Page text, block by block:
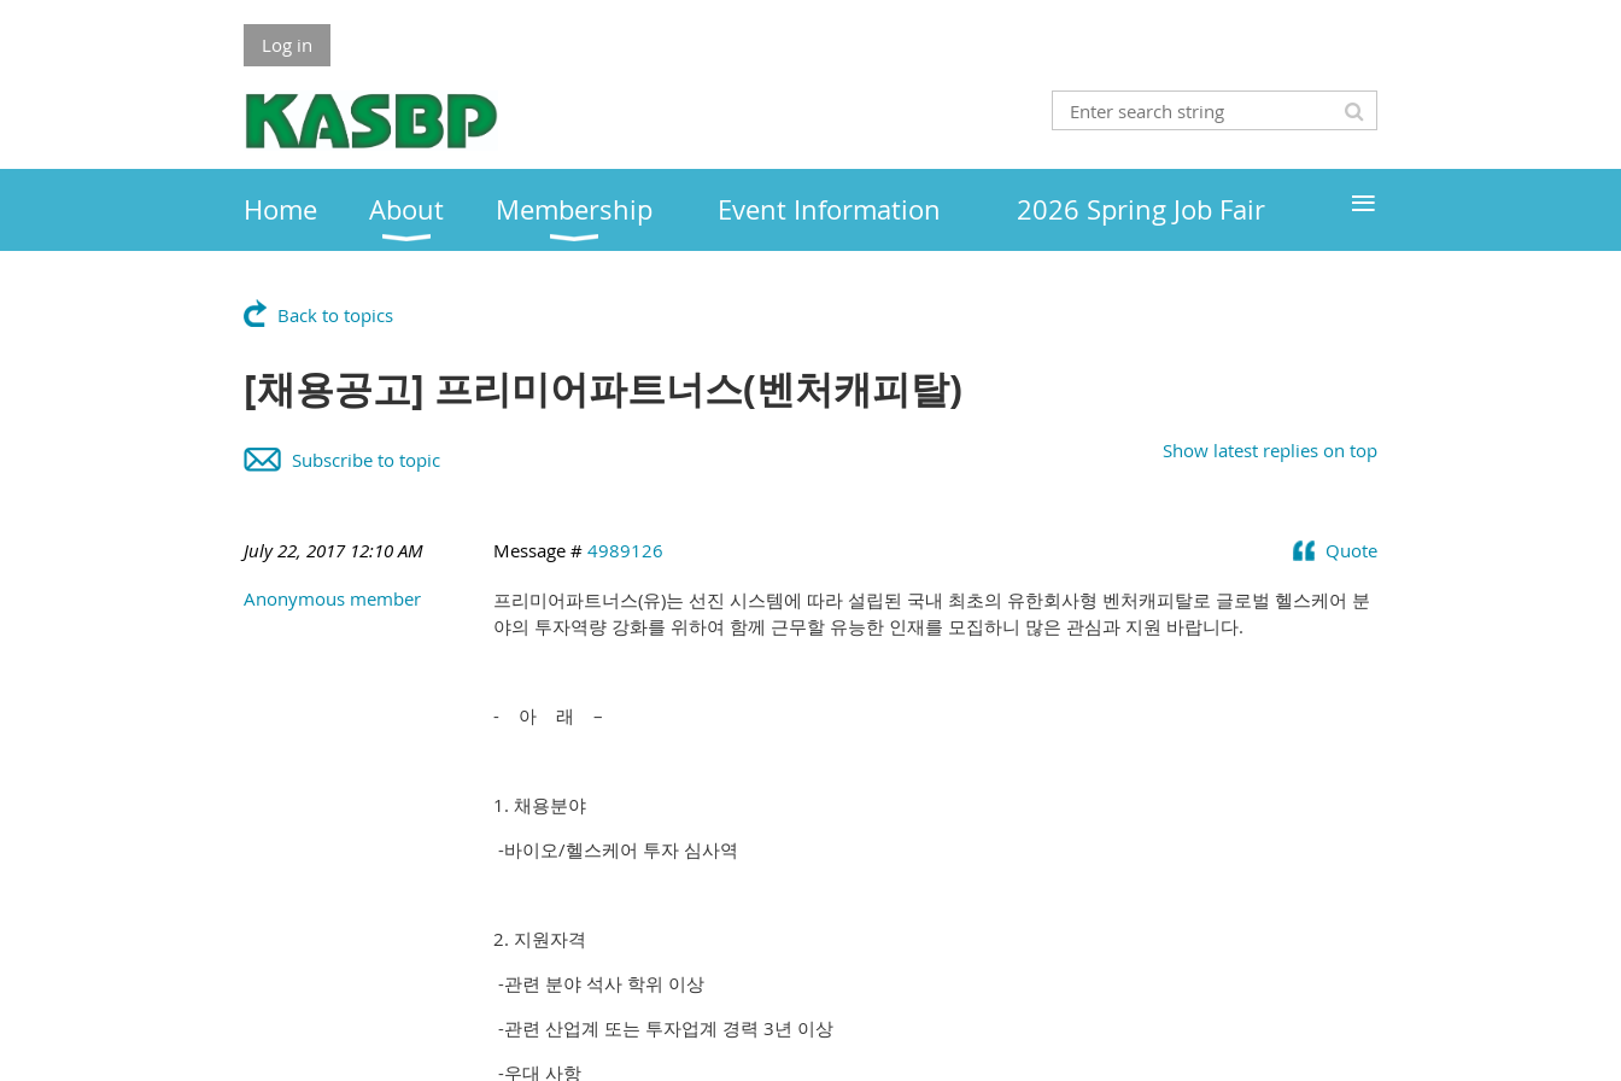
Log in
Home About Membership Event Information 2026 Spring Job Fair ≡
Back to topics
[채용공고] 프리미어파트너스(벤처캐피탈)
Show latest replies on top
Subscribe to topic
July 22, 2017 12:10 AM Quote
Message # 4989126
Anonymous member
프리미어파트너스(유)는 선진 시스템에 따라 설립된 국내 최초의 유한회사형 벤처캐피탈로 글로벌 헬스케어 분
야의 투자역량 강화를 위하여 함께 근무할 유능한 인재를 모집하니 많은 관심과 지원 바랍니다.
- 아 래 –
1. 채용분야
-바이오/헬스케어 투자 심사역
2. 지원자격
-관련 분야 석사 학위 이상
-관련 산업계 또는 투자업계 경력 3년 이상
-우대 사항